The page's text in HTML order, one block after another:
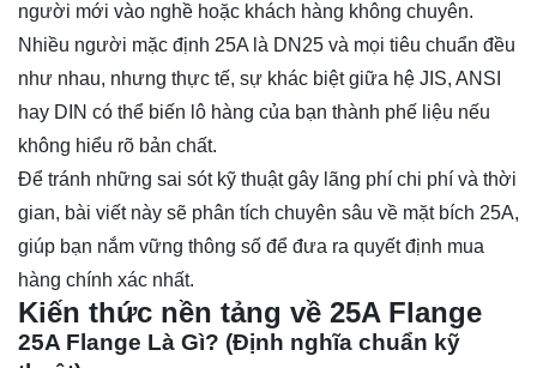
người mới vào nghề hoặc khách hàng không chuyên.
Nhiều người mặc định 25A là DN25 và mọi tiêu chuẩn đều
như nhau, nhưng thực tế, sự khác biệt giữa hệ JIS, ANSI
hay DIN có thể biến lô hàng của bạn thành phế liệu nếu
không hiểu rõ bản chất.
Để tránh những sai sót kỹ thuật gây lãng phí chi phí và thời
gian, bài viết này sẽ phân tích chuyên sâu về mặt bích 25A,
giúp bạn nắm vững thông số để đưa ra quyết định mua
hàng chính xác nhất.
Kiến thức nền tảng về 25A Flange
25A Flange Là Gì? (Định nghĩa chuẩn kỹ